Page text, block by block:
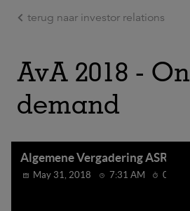
Ga naar de hoofdinhoud
terug naar investor relations
AvA 2018 - On
demand